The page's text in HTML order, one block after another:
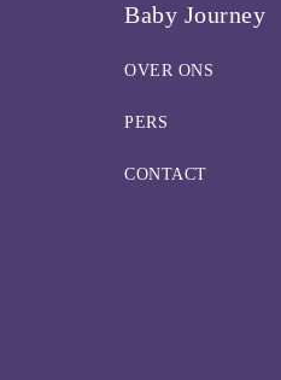
Baby Journey
OVER ONS
PERS
CONTACT